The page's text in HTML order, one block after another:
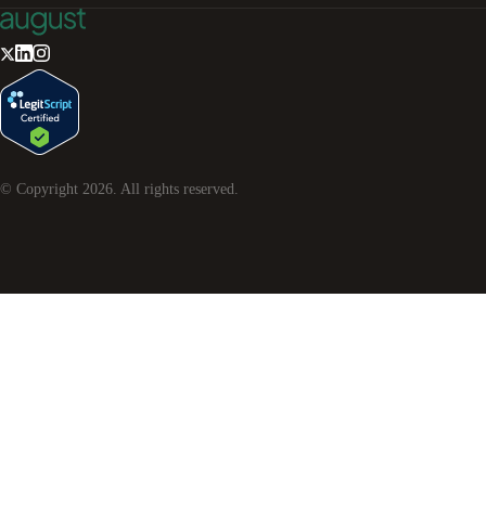
© Copyright 2026 . All rights reserved.